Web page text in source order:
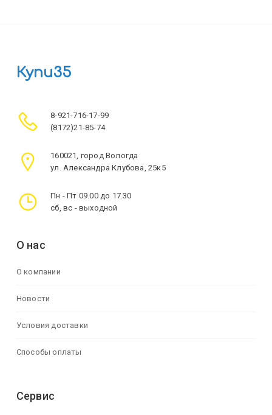
Купи35
8-921-716-17-99
(8172)21-85-74
160021, город Вологда
ул. Александра Клубова, 25к5
Пн - Пт 09.00 до 17.30
сб, вс - выходной
О нас
О компании
Новости
Условия доставки
Способы оплаты
Сервис